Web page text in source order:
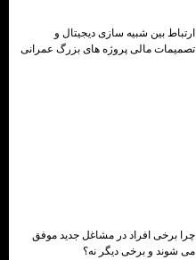
ارتباط بین شبیه سازی دیجیتال و
تصمیمات مالی پروژه های بزرگ عمرانی
چرا برخی افراد در مشاغل جدید موفق
می شوند و برخی دیگر نه؟